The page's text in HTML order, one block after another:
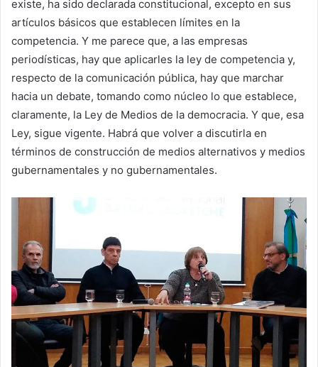
existe, ha sido declarada constitucional, excepto en sus
artículos básicos que establecen límites en la
competencia. Y me parece que, a las empresas
periodísticas, hay que aplicarles la ley de competencia y,
respecto de la comunicación pública, hay que marchar
hacia un debate, tomando como núcleo lo que establece,
claramente, la Ley de Medios de la democracia. Y que, esa
Ley, sigue vigente. Habrá que volver a discutirla en
términos de construcción de medios alternativos y medios
gubernamentales y no gubernamentales.